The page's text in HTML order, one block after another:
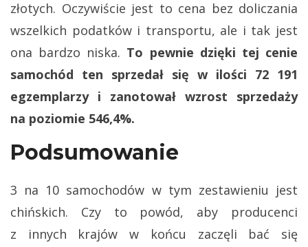
złotych. Oczywiście jest to cena bez doliczania
wszelkich podatków i transportu, ale i tak jest
ona bardzo niska. To pewnie dzięki tej cenie
samochód ten sprzedał się w ilości 72 191
egzemplarzy i zanotował wzrost sprzedaży
na poziomie 546,4%.
Podsumowanie
3 na 10 samochodów w tym zestawieniu jest
chińskich. Czy to powód, aby producenci
z innych krajów w końcu zaczęli bać się